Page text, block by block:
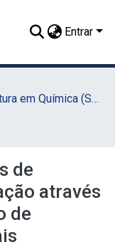
Entrar
Licenciatura em Química (Sede)
de
através
de